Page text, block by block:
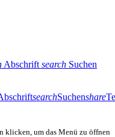
Abschrift search Suchen
searchSuchenshare
klicken, um das Menü zu öffnen